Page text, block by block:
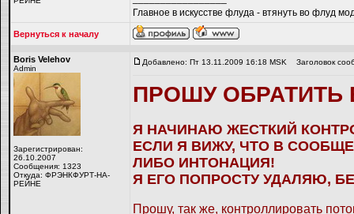
Главное в искусстве флуда - втянуть во флуд
Вернуться к началу
Boris Velehov
Admin
Зарегистрирован:
26.10.2007
Сообщения: 1323
Откуда: ФРЭНКФУРТ-НА-
РЕЙНЕ
Добавлено: Пт 13.11.2009 16:18 MSK Заголовок
ПРОШУ ОБРАТИТЬ
Я НАЧИНАЮ ЖЕСТКИЙ
ЕСЛИ Я ВИЖУ, ЧТО В
ЛИБО ИНТОНАЦИЯ!
Я ЕГО ПОПРОСТУ УДАЛЯЮ,
Прошу, так же, контроллировать